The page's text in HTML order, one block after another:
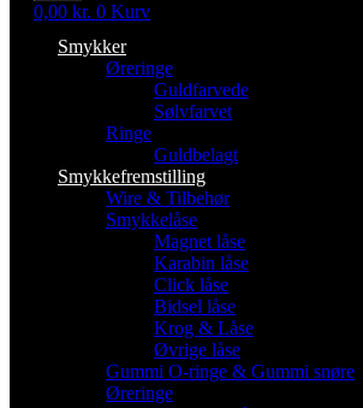
0,00 kr. 0 Kurv
Smykker
Øreringe
Guldfarvede
Sølvfarvet
Ringe
Guldbelagt
Smykkefremstilling
Wire & Tilbehør
Smykkelåse
Magnet låse
Karabin låse
Click låse
Bidsel låse
Krog & Låse
Øvrige låse
Gummi O-ringe & Gummi snøre
Øreringe